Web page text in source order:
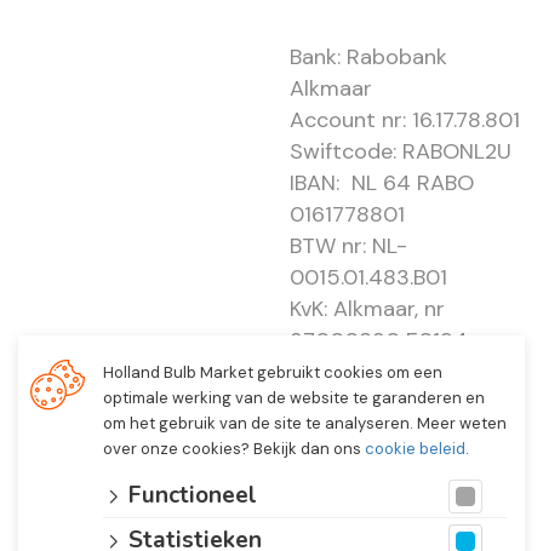
Bank: Rabobank
Alkmaar
Account nr: 16.17.78.801
Swiftcode: RABONL2U
IBAN: NL 64 RABO
0161778801
BTW nr: NL-
0015.01.483.B01
KvK: Alkmaar, nr
37000830 E0194 -
EBO 505
Holland Bulb Market gebruikt cookies om een
optimale werking van de website te garanderen en
om het gebruik van de site te analyseren. Meer weten
over onze cookies? Bekijk dan ons cookie beleid.
Functioneel
Statistieken